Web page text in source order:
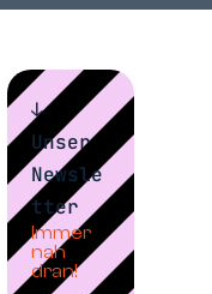
↓
Unser
Newsle
tter
Immer
nah
dran!